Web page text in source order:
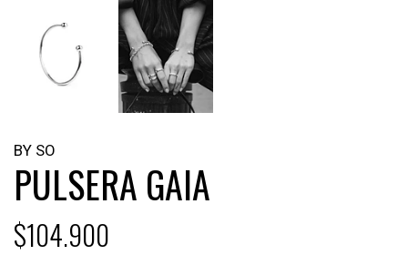
BY SO
PULSERA GAIA
$104.900